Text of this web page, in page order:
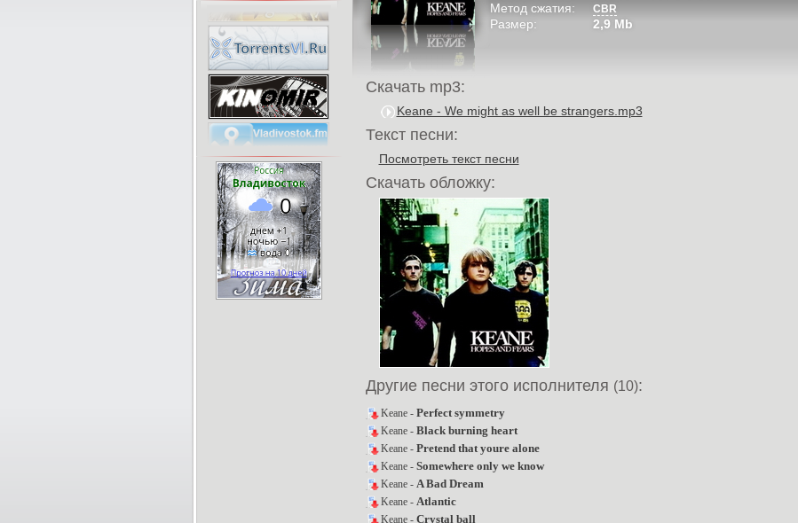
Метод сжатия:
CBR
Размер: 2,9 Mb
Скачать mp3:
Keane - We might as well be strangers.mp3
Текст песни:
Посмотреть текст песни
Скачать обложку:
Другие песни этого исполнителя (10):
Keane - Perfect symmetry
Keane - Black burning heart
Keane - Pretend that youre alone
Keane - Somewhere only we know
Keane - A Bad Dream
Keane - Atlantic
Keane - Crystal ball